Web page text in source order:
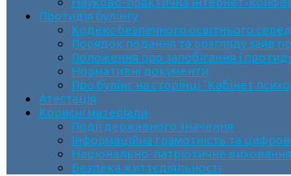
Протидія булінгу
Кодекс безпечного освітнього
Порядок подання та розгляду заяв
Положення про запобігання і
Нормативні документи
Про булінг на сторінці “Кабінет
Атестація
Корисні матеріали
Події державного значення
Інформаційна грамотність та
Національно-патріотичне виховання
Безпека життєдіяльності